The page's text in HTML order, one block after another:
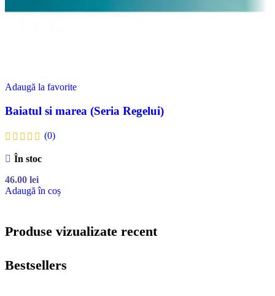
Adaugă la favorite
Baiatul si marea (Seria Regelui)
(0)
În stoc
46.00 lei
Adaugă în coș
Produse vizualizate recent
Bestsellers